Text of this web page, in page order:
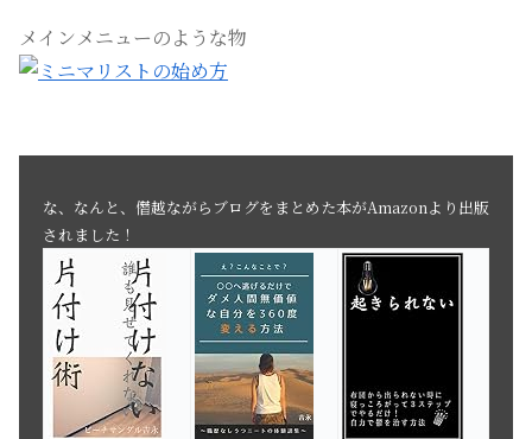
メインメニューのような物
な、なんと、僭越ながらブログをまとめた本がAmazonより出版
されました！